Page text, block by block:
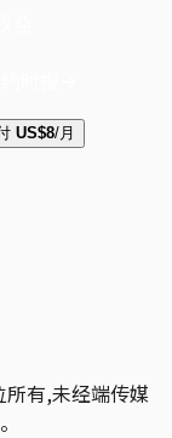
US$8/月
所有,未经端传媒